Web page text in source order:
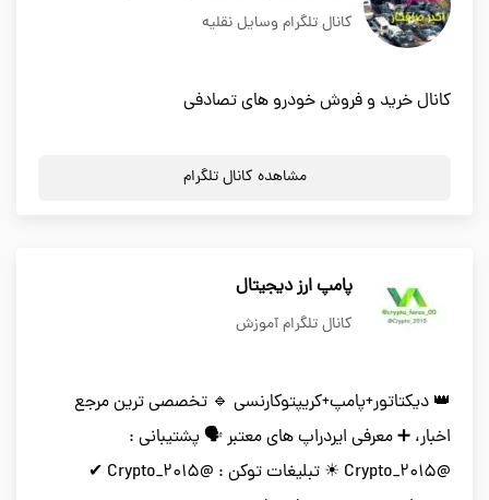
کانال تلگرام وسایل نقلیه
کانال خرید و فروش خودرو های تصادفی
مشاهده کانال تلگرام
پامپ ارز دیجیتال
کانال تلگرام آموزش
👑 دیکتاتور+پامپ+کریپتوکارنسی 🔹 تخصصی ترین مرجع
اخبار، ➕ معرفی ایردراپ های معتبر 🗣️ پشتیبانی :
@Crypto_2015 ☀ تبلیغات توکن : @Crypto_2015 ✔